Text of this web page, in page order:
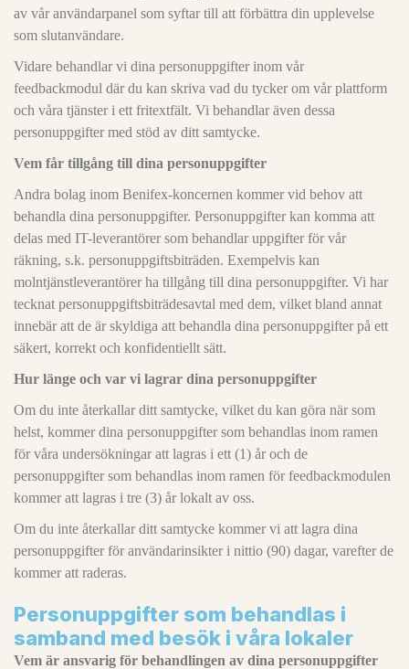
av vår användarpanel som syftar till att förbättra din upplevelse
som slutanvändare.
Vidare behandlar vi dina personuppgifter inom vår
feedbackmodul där du kan skriva vad du tycker om vår plattform
och våra tjänster i ett fritextfält. Vi behandlar även dessa
personuppgifter med stöd av ditt samtycke.
Vem får tillgång till dina personuppgifter
Andra bolag inom Benifex-koncernen kommer vid behov att
behandla dina personuppgifter. Personuppgifter kan komma att
delas med IT-leverantörer som behandlar uppgifter för vår
räkning, s.k. personuppgiftsbiträden. Exempelvis kan
molntjänstleverantörer ha tillgång till dina personuppgifter. Vi har
tecknat personuppgiftsbiträdesavtal med dem, vilket bland annat
innebär att de är skyldiga att behandla dina personuppgifter på ett
säkert, korrekt och konfidentiellt sätt.
Hur länge och var vi lagrar dina personuppgifter
Om du inte återkallar ditt samtycke, vilket du kan göra när som
helst, kommer dina personuppgifter som behandlas inom ramen
för våra undersökningar att lagras i ett (1) år och de
personuppgifter som behandlas inom ramen för feedbackmodulen
kommer att lagras i tre (3) år lokalt av oss.
Om du inte återkallar ditt samtycke kommer vi att lagra dina
personuppgifter för användarinsikter i nittio (90) dagar, varefter de
kommer att raderas.
Personuppgifter som behandlas i
samband med besök i våra lokaler
Vem är ansvarig för behandlingen av dina personuppgifter